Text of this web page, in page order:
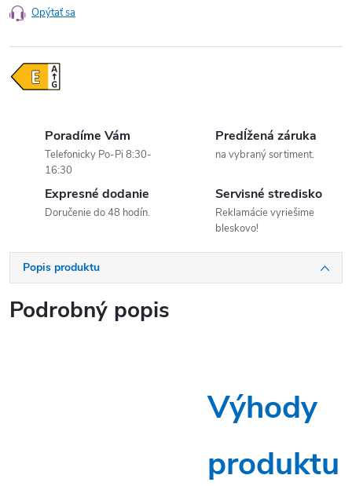
Opýtať sa
Poradíme Vám
Telefonicky Po-Pi 8:30-
16:30
Predĺžená záruka
na vybraný sortiment.
Expresné dodanie
Doručenie do 48 hodín.
Servisné stredisko
Reklamácie vyriešime
bleskovo!
Popis produktu
Podrobný popis
Výhody
produktu